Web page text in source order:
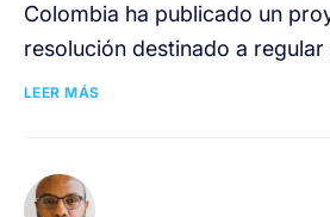
Colombia ha publicado un
resolución destinado a
LEER MÁS